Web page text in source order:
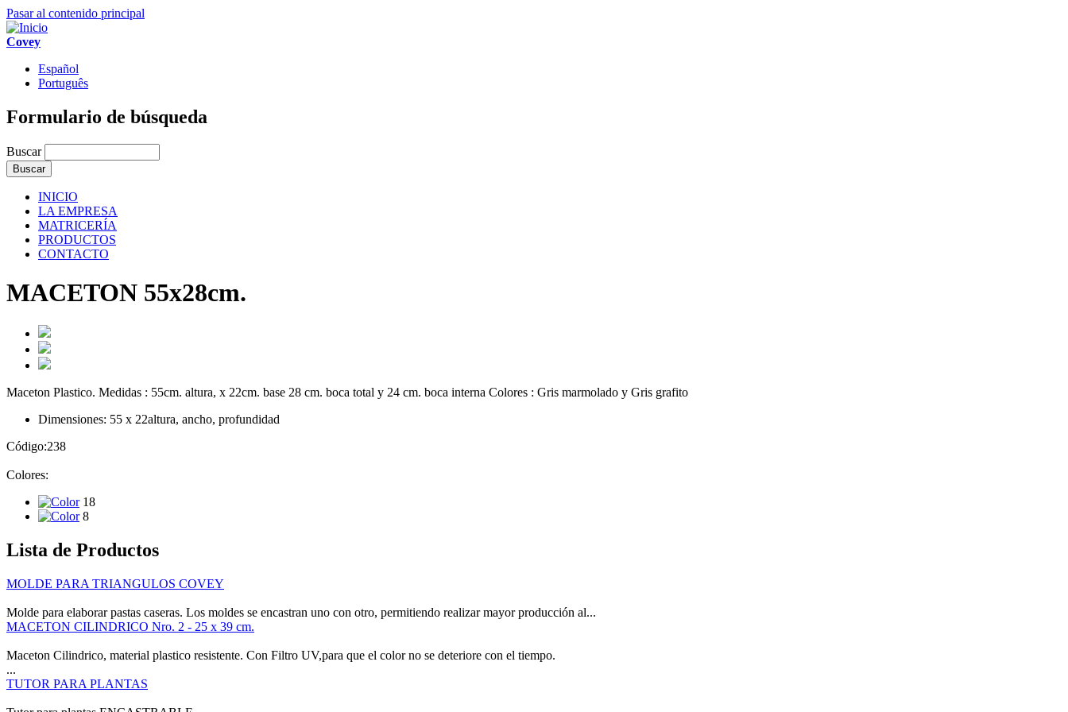
Pasar al contenido principal
Covey
Español
Português
Formulario de búsqueda
Buscar
INICIO
LA EMPRESA
MATRICERÍA
PRODUCTOS
CONTACTO
MACETON 55x28cm.
Maceton Plastico. Medidas : 55cm. altura, x 22cm. base 28 cm. boca total y 24 cm. boca interna Colores : Gris marmolado y Gris grafito
Dimensiones: 55 x 22altura, ancho, profundidad
Código:238
Colores:
18
8
Lista de Productos
MOLDE PARA TRIANGULOS COVEY
Molde para elaborar pastas caseras. Los moldes se encastran uno con otro, permitiendo realizar mayor producción al...
MACETON CILINDRICO Nro. 2 - 25 x 39 cm.
Maceton Cilindrico, material plastico resistente. Con Filtro UV,para que el color no se deteriore con el tiempo.
...
TUTOR PARA PLANTAS